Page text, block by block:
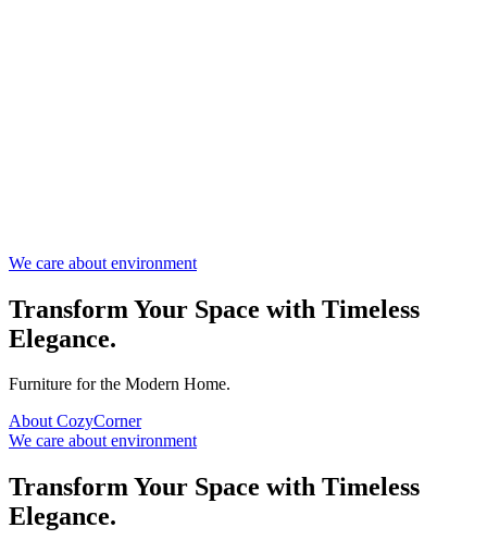
We care about environment
Transform Your Space with Timeless
Elegance.
Furniture for the Modern Home.
About CozyCorner
We care about environment
Transform Your Space with Timeless
Elegance.